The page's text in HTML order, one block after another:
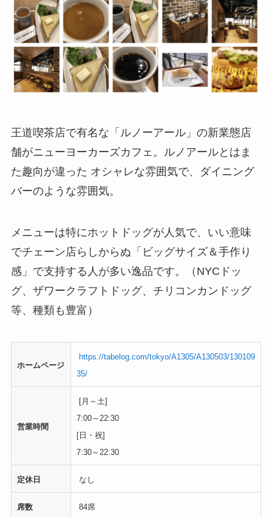
王道喫茶店で有名な「ルノーアール」の新業態店
舗がニューヨーカーズカフェ。ルノアールとはま
た趣向が違った オシャレな雰囲気で、ダイニング
バーのような雰囲気。
メニューは特にホットドッグが人気で、いい意味
でチェーン店らしからぬ「ビッグサイズ＆手作り
感」で支持する人が多い逸品です。（NYCドッ
グ、ザワークラフトドッグ、チリコンカンドッグ
等、種類も豊富）
ホームページ
https://tabelog.com/tokyo/A1305/A130503/130109
35/
営業時間
[月～土]
7:00～22:30
[日・祝]
7:30～22:30
定休日 なし
席数 84席